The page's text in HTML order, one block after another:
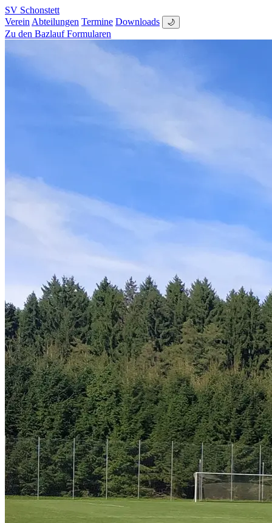
SV Schonstett
Verein Abteilungen Termine Downloads 🌙
Zu den Bazlauf Formularen